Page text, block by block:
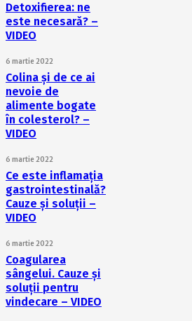
Detoxifierea: ne
este necesară? –
VIDEO
6 martie 2022
Colina și de ce ai
nevoie de
alimente bogate
în colesterol? –
VIDEO
6 martie 2022
Ce este inflamația
gastrointestinală?
Cauze și soluții –
VIDEO
6 martie 2022
Coagularea
sângelui. Cauze și
soluții pentru
vindecare – VIDEO